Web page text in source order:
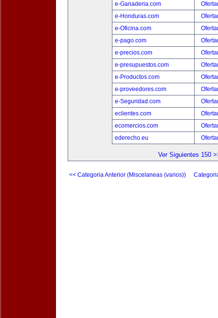
e-Ganaderia.com
e-Honduras.com
e-Oficina.com
e-pago.com
e-precios.com
e-presupuestos.com
e-Productos.com
e-proveedores.com
e-Seguridad.com
eclientes.com
ecomercios.com
ederecho.eu
Ver Siguientes 150
<< Categoria Anterior (Miscelaneas (varios))